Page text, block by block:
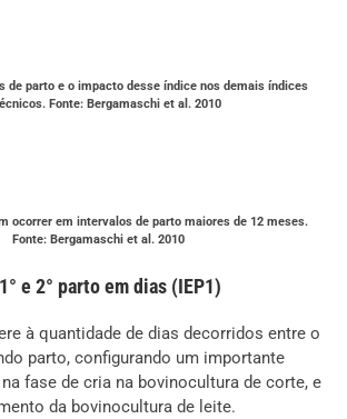
de parto e o impacto desse índice nos demais índices
Fonte: Bergamaschi et al. 2010
ocorrer em intervalos de parto maiores de 12 meses.
Fonte: Bergamaschi et al. 2010
e 2° parto em dias (IEP1)
à quantidade de dias decorridos entre o
parto, configurando um importante
fase de cria na bovinocultura de corte, e
da bovinocultura de leite.